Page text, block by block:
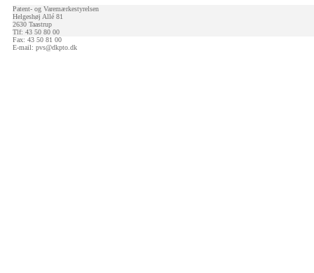
Patent- og Varemærkestyrelsen
Helgeshøj Allé 81
2630 Taastrup
Tlf: 43 50 80 00
Fax: 43 50 81 00
E-mail: pvs@dkpto.dk